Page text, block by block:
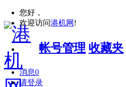
您好，
欢迎访问港机网 !
帐号管理 收藏夹
消息0
请登录